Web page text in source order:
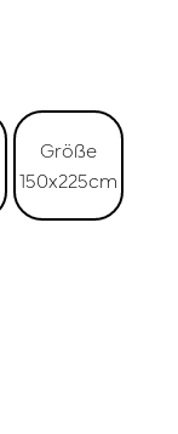
Größe
150x225cm